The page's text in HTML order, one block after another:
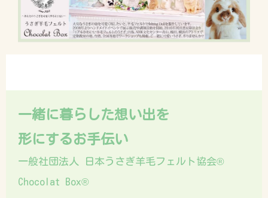
一緒に暮らした想い出を
形にするお手伝い
一般社団法人 日本うさぎ羊毛フェルト協会®
Chocolat Box®